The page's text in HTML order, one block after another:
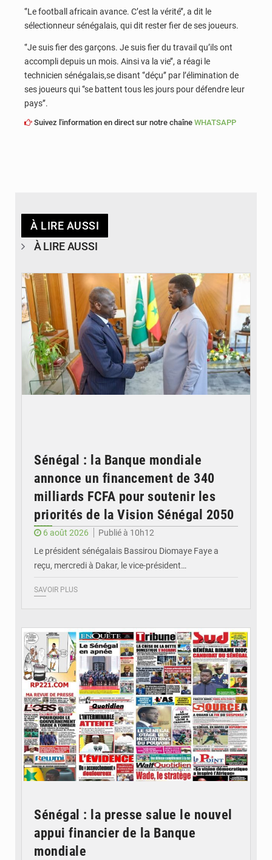
‘’Le football africain avance. C’est la vérité’’, a dit le
sélectionneur sénégalais, qui dit rester fier de ses joueurs.
‘’Je suis fier des garçons. Je suis fier du travail qu’ils ont
accompli depuis un mois. Ainsi va la vie’’, a réagi le
technicien sénégalais,se disant ‘’déçu’’ par l’élimination de
ses joueurs qui ‘’se battent tous les jours pour défendre leur
pays’’.
Suivez l'information en direct sur notre chaîne WHATSAPP
À LIRE AUSSI
À LIRE AUSSI
Sénégal : la Banque mondiale
annonce un financement de 340
milliards FCFA pour soutenir les
priorités de la Vision Sénégal 2050
6 août 2026
Publié à 10h12
Le président sénégalais Bassirou Diomaye Faye a
reçu, mercredi à Dakar, le vice-président…
SAVOIR PLUS
Sénégal : la presse salue le nouvel
appui financier de la Banque
mondiale